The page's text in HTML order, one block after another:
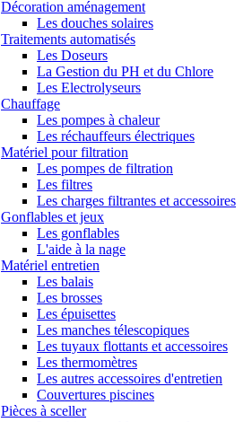
Décoration aménagement
Les douches solaires
Traitements automatisés
Les Doseurs
La Gestion du PH et du Chlore
Les Electrolyseurs
Chauffage
Les pompes à chaleur
Les réchauffeurs électriques
Matériel pour filtration
Les pompes de filtration
Les filtres
Les charges filtrantes et accessoires
Gonflables et jeux
Les gonflables
L'aide à la nage
Matériel entretien
Les balais
Les brosses
Les épuisettes
Les manches télescopiques
Les tuyaux flottants et accessoires
Les thermomètres
Les autres accessoires d'entretien
Couvertures piscines
Pièces à sceller